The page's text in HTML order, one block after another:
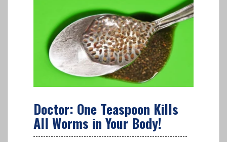
Doctor: One Teaspoon Kills
All Worms in Your Body!